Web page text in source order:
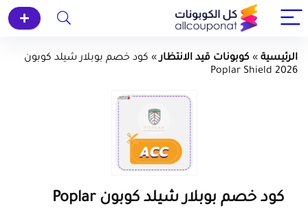
الرئيسية » كوبونات قيد الانتظار» كود خصم بوبلار شيلد كوبون
Poplar Shield 2026
كود خصم بوبلار شيلد كوبون Poplar